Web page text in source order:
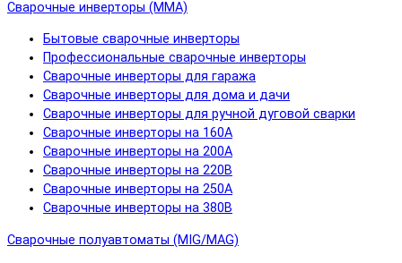
Сварочные инверторы (MMA)
Бытовые сварочные инверторы
Профессиональные сварочные инверторы
Сварочные инверторы для гаража
Сварочные инверторы для дома и дачи
Сварочные инверторы для ручной дуговой сварки
Сварочные инверторы на 160А
Сварочные инверторы на 200А
Сварочные инверторы на 220В
Сварочные инверторы на 250А
Сварочные инверторы на 380В
Сварочные полуавтоматы (MIG/MAG)